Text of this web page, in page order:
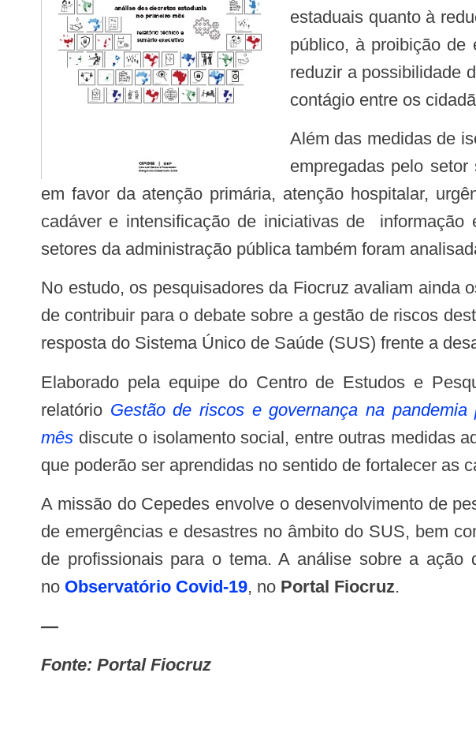
estaduais quanto à
público, à proibição de
reduzir a possibilidade
contágio entre os
Além das medidas de isolamento social, também estão sob o foco do relatório outras iniciativas
empregadas pelo
em favor da atenção primária, atenção hospitalar,
cadáver e intensificação de iniciativas de informação
setores da administração pública também foram
No estudo, os pesquisadores da Fiocruz avaliam ainda os decretos estaduais relativos à contenção da Covid-19, com o objetivo
de contribuir para o debate sobre a gestão de riscos
resposta do Sistema Único de Saúde (SUS) frente a
Elaborado pela equipe do Centro de Estudos e Pesquisas em Emergências e Desastres em Saúde (Cepedes/Fiocruz), o
relatório Gestão de riscos e governança na
mês discute o isolamento social, entre outras medidas
que poderão ser aprendidas no sentido de fortalecer as
A missão do Cepedes envolve o desenvolvimento de pesquisas de apoio às políticas, estratégias e ações de redução de riscos
de emergências e desastres no âmbito do SUS, bem
de profissionais para o tema. A análise sobre a ação
no Observatório Covid-19, no Portal Fiocruz.
—
Fonte: Portal Fiocruz